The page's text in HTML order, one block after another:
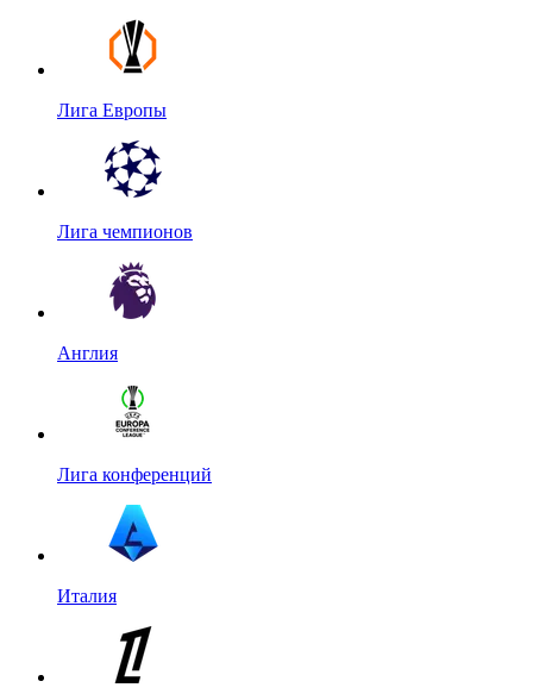
Лига Европы
Лига чемпионов
Англия
Лига конференций
Италия